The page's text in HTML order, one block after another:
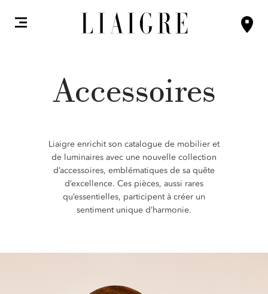
Accessoires
Liaigre enrichit son catalogue de mobilier et
de luminaires avec une nouvelle collection
d’accessoires, emblématiques de sa quête
d’excellence. Ces pièces, aussi rares
qu’essentielles, participent à créer un
sentiment unique d’harmonie.